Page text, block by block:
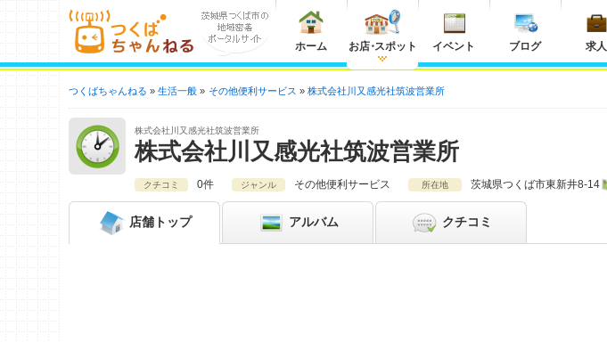
ホーム お店・スポット イベント ブログ 求人
つくばちゃんねる 生活一般 その他便利サービス 株式会社川又感光社筑波営業所
株式会社川又感光社筑波営業所
株式会社川又感光社筑波営業所
クチコミ 0件 ジャンル その他便利サービス 所在地 茨城県つくば市東新井8-14
店舗 トップ アルバム クチコミ